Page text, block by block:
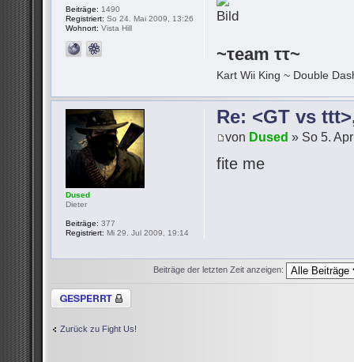
~τeam ττ~
Kart Wii King ~ Double
Beiträge: 1490
Registriert: So 24. Mai 2009, 13:26
Wohnort: Vista Hill
Re: <GT vs
von Dused » So 5.
fite me
Dused
Dieter
Beiträge: 377
Registriert: Mi 29. Jul 2009, 19:14
Beiträge der letzten Zeit anzeigen:
Thema gesperrt
Zurück zu Fight Us!